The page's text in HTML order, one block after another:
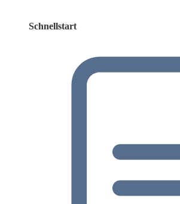
Schnellstart